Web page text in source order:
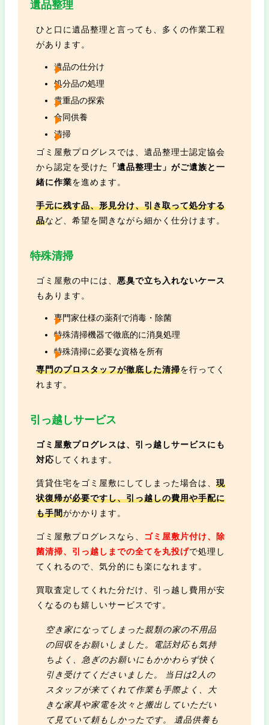
遺品整理
ひと口に遺品整理と言っても、多くの作業工程
があります。
遺品の仕分け
処分品の処理
貴重品の探索
合同供養
清掃
ゴミ屋敷プログレスでは、遺品整理士認定協会
から認定を受けた
「遺品整理士」がご遺族と一
緒に作業を進めます。
手元に残す品、形見分け、引き取って処分する
品など、希望を聞きながら細かく仕分けます。
特殊清掃
ゴミ屋敷の中には、 悪臭で立ち入れないケース
もあります。
専門家仕様の薬剤で消毒・除菌
特殊清掃機器で徹底的に消臭処理
特殊清掃に必要な資格を所有
専門のプロスタッフが徹底した清掃を行ってく
れます。
引っ越しサービス
ゴミ屋敷プログレスは、引っ越しサービスにも
対応 してくれます。
賃貸住宅をゴミ屋敷にしてしまった場合は、現
状復帰が必要ですし、引っ越しの費用や手配に
も手間がかかります。
ゴミ屋敷プログレスなら、
ゴミ屋敷片付け、除
菌清掃、引っ越しまでの全てを丸投げで処理し
てくれるので、気分的にも楽になれます。
買取査定してくれた分だけ、引っ越し費用が安
くなるのも嬉しいサービスです。
空き家になってしまった親類の家の不用品
の回収をお願いしました。電話対応も気持
ちよく、急ぎのお願いにもかかわらず快く
引き受けてくださいました。 当日は2人の
スタッフが来てくれて作業も手際よく、大
きな家具や家電を次々と搬出していただい
て見ていて頼もしかったです。 遺品供養も